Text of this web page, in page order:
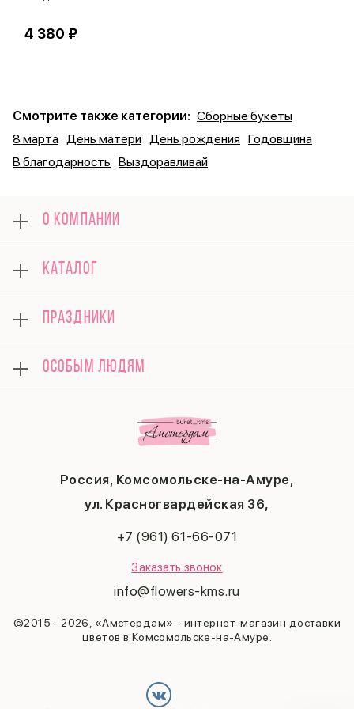
4 380 ₽
Смотрите также категории: Сборные букеты
8 марта День матери День рождения Годовщина
В благодарность Выздоравливай
Россия, Комсомольске-на-Амуре,
ул. Красногвардейская 36,
+7 (961) 61-66-071
Заказать звонок
info@flowers-kms.ru
©2015 - 2026, «Амстердам» - интернет-магазин доставки
цветов в Комсомольске-на-Амуре.
О КОМПАНИИ
Оплата
Отзывы
Гарантии
Доставка
Вопросы и ответы
Контакты
Соглашение на получение рекламы
КАТАЛОГ
Букеты
Композиции
Подарки
Поводы
Комбо-предложения
ПРАЗДНИКИ
14 февраля
День матери
23 февраля
Последний звонок
ОСОБЫМ ЛЮДЯМ